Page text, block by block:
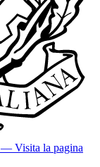
— Visita la pagina